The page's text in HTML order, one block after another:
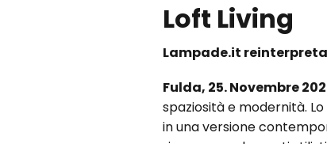
Loft Living
Lampade.it
Fulda, 25. Novembre
spaziosità e modernità.
in una versione